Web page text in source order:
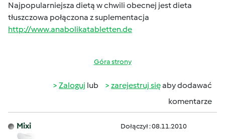
Najpopularniejsza dietą w chwili obecnej jest dieta
tłuszczowa połączona z suplementacja
http://www.anabolikatabletten.de
Góra strony
Zaloguj lub zarejestruj sięaby dodawać
komentarze
Mixi Dołączył : 08.11.2010